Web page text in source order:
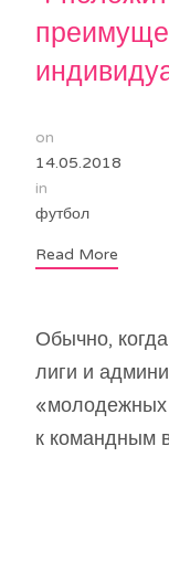
on
14.05.2018
in
футбол
Read More
Обычно,
лиги и
«молодежных
к командным